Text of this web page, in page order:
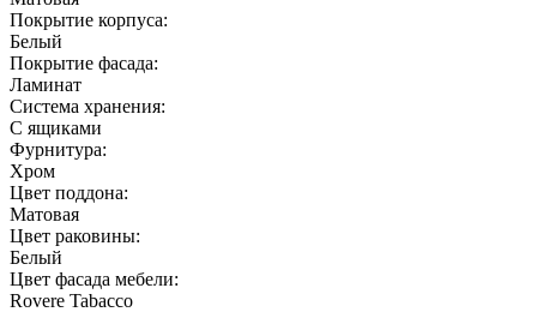
Покрытие корпуса:
Белый
Покрытие фасада:
Ламинат
Система хранения:
С ящиками
Фурнитура:
Хром
Цвет поддона:
Матовая
Цвет раковины:
Белый
Цвет фасада мебели:
Rovere Tabacco